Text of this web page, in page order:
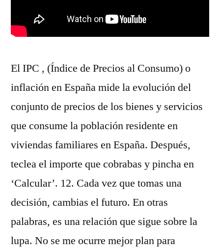
El IPC , (Índice de Precios al Consumo) o
inflación en España mide la evolución del
conjunto de precios de los bienes y servicios
que consume la población residente en
viviendas familiares en España. Después,
teclea el importe que cobrabas y pincha en
‘Calcular’. 12. Cada vez que tomas una
decisión, cambias el futuro. En otras
palabras, es una relación que sigue sobre la
lupa. No se me ocurre mejor plan para